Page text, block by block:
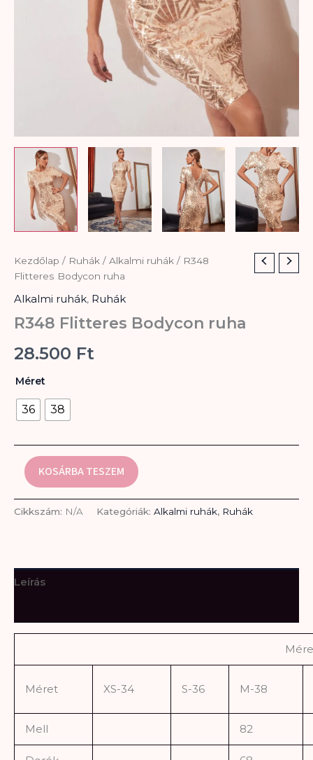
Kezdőlap / Ruhák / Alkalmi ruhák / R348
Flitteres Bodycon ruha
Alkalmi ruhák, Ruhák
R348 Flitteres Bodycon ruha
28.500 Ft
Méret
36 38
R348
Flitteres
ruha
mennyiség
KOSÁRBA TESZEM
Cikkszám: N/A Kategóriák: Alkalmi ruhák, Ruhák
Leírás
Méret XS-34 S-36 M-38
Mell 82